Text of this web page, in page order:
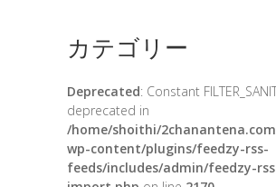
カテゴリー
Deprecated: Constant
deprecated in
/home/shoithi/
wp-content/plugins/feedzy-rss-
feeds/includes/admin/feedzy-